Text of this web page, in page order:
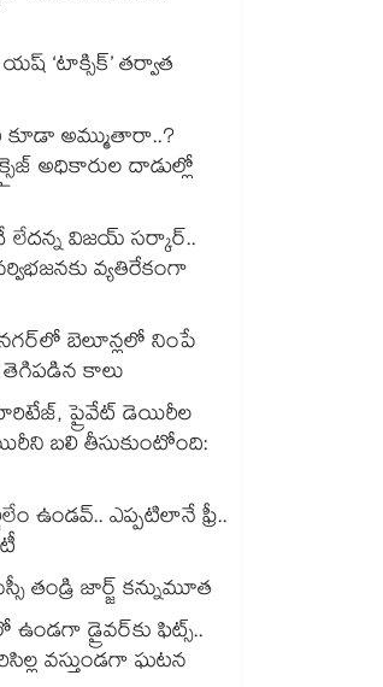
యష్ ‘టాక్సిక్’ తర్వాత
అమ్ముతారా..?
అధికారుల దాడుల్లో
లేదన్న విజయ్ సర్కార్..
వ్యతిరేకంగా
బెలూన్లలో నింపే
కాలు
ప్రైవేట్ డెయిరీల
బలి తీసుకుంటోంది:
ఉండవ్.. ఎప్పటిలానే ఫ్రీ..
తండ్రి జార్జ్ కన్నుమూత
ఉండగా డ్రైవర్‌కు ఫిట్స్..
వస్తుండగా ఘటన